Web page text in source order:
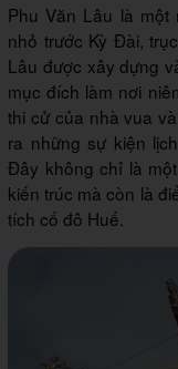
Phu Văn Lâu là
nhỏ trước Kỳ Đài,
Lâu được xây dựng
mục đích làm nơi
thi cử của nhà vua
ra những sự kiện
Đây không chỉ là
kiến trúc mà còn là
tích cố đô Huế.